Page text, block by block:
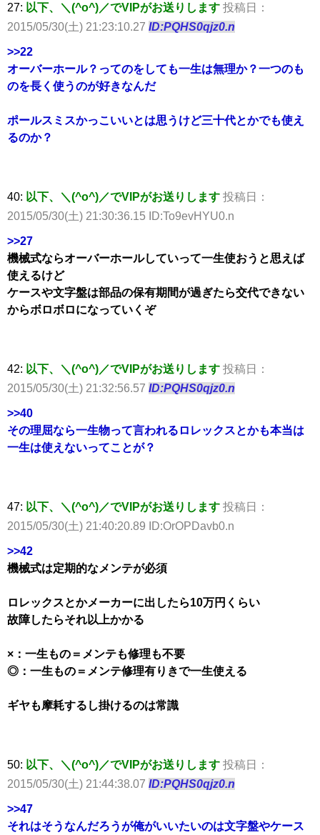
27: 以下、＼(^o^)／でVIPがお送りします 投稿日：
2015/05/30(土) 21:23:10.27 ID:PQHS0qjz0.n
>>22
オーバーホール？ってのをしても一生は無理か？一つのも
のを長く使うのが好きなんだ
ポールスミスかっこいいとは思うけど三十代とかでも使え
るのか？
40: 以下、＼(^o^)／でVIPがお送りします 投稿日：
2015/05/30(土) 21:30:36.15 ID:To9evHYU0.n
>>27
機械式ならオーバーホールしていって一生使おうと思えば
使えるけど
ケースや文字盤は部品の保有期間が過ぎたら交代できない
からボロボロになっていくぞ
42: 以下、＼(^o^)／でVIPがお送りします 投稿日：
2015/05/30(土) 21:32:56.57 ID:PQHS0qjz0.n
>>40
その理屈なら一生物って言われるロレックスとかも本当は
一生は使えないってことが？
47: 以下、＼(^o^)／でVIPがお送りします 投稿日：
2015/05/30(土) 21:40:20.89 ID:OrOPDavb0.n
>>42
機械式は定期的なメンテが必須
ロレックスとかメーカーに出したら10万円くらい
故障したらそれ以上かかる
×：一生もの＝メンテも修理も不要
◎：一生もの＝メンテ修理有りきで一生使える
ギヤも摩耗するし掛けるのは常識
50: 以下、＼(^o^)／でVIPがお送りします 投稿日：
2015/05/30(土) 21:44:38.07 ID:PQHS0qjz0.n
>>47
それはそうなんだろうが俺がいいたいのは文字盤やケース